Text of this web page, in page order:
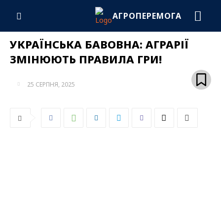
АГРОПЕРЕМОГА
УКРАЇНСЬКА БАВОВНА: АГРАРІЇ
ЗМІНЮЮТЬ ПРАВИЛА ГРИ!
25 СЕРПНЯ, 2025